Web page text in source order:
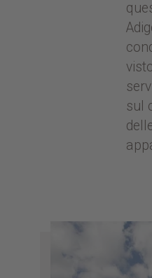
sul